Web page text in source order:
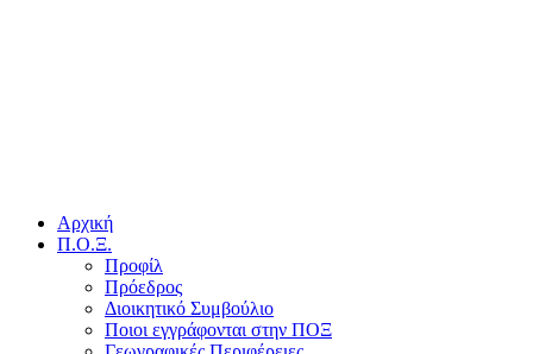
Αρχική
Π.Ο.Ξ.
Προφίλ
Πρόεδρος
Διοικητικό Συμβούλιο
Ποιοι εγγράφονται στην ΠΟΞ